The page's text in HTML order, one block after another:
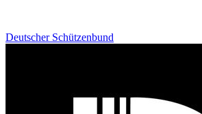
Deutscher Schützenbund